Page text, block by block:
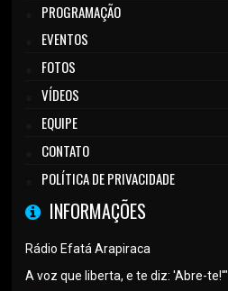
PROGRAMAÇÃO
EVENTOS
FOTOS
VÍDEOS
EQUIPE
CONTATO
POLÍTICA DE PRIVACIDADE
INFORMAÇÕES
Rádio Efatá Arapiraca
A voz que liberta, e te diz: 'Abre-te!'"